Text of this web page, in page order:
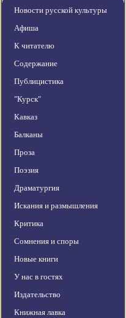
Новости русской культуры
Афиша
К читателю
Содержание
Публицистика
"Курск"
Кавказ
Балканы
Проза
Поэзия
Драматургия
Искания и размышления
Критика
Сомнения и споры
Новые книги
У нас в гостях
Издательство
Книжная лавка